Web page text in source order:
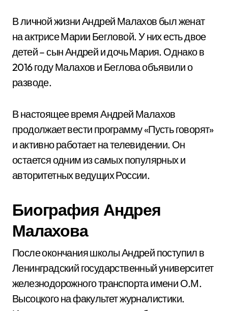
В личной жизни Андрей Малахов был женат
на актрисе Марии Бегловой. У них есть двое
детей – сын Андрей и дочь Мария. Однако в
2016 году Малахов и Беглова объявили о
разводе.
В настоящее время Андрей Малахов
продолжает вести программу «Пусть говорят»
и активно работает на телевидении. Он
остается одним из самых популярных и
авторитетных ведущих России.
Биография Андрея
Малахова
После окончания школы Андрей поступил в
Ленинградский государственный университет
железнодорожного транспорта имени О.М.
Высоцкого на факультет журналистики.